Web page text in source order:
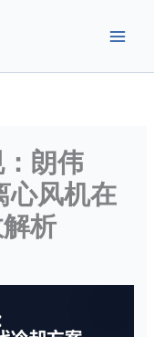
朗伟
心风机在
析